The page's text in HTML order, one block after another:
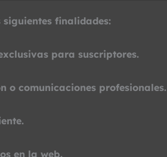
finalidades:
para suscriptores.
o comunicaciones profesionales.
en la web.